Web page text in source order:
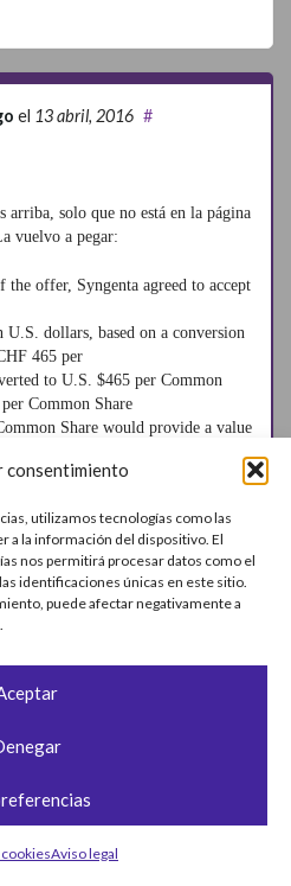
consentimiento
utilizamos tecnologías como las
a la información del dispositivo. El
nos permitirá procesar datos como el
identificaciones únicas en este sitio.
puede afectar negativamente a
Aviso legal
el 13 abril, 2016 #
arriba, solo que no está en la página
vuelvo a pegar:
offer, Syngenta agreed to accept
dollars, based on a conversion
465 per
to U.S. $465 per Common
Common Share
Share would provide a value
order to treat institutional and
ChemChina agreed to
así la brocha gorda, como si
se sale en la cena de un bar.
y la comisión de compra